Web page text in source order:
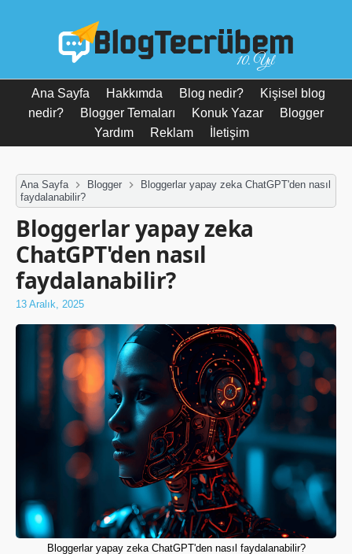
10. Yıl
Ana Sayfa Hakkımda Blog nedir?
Kişisel blog
nedir?
Blogger Temaları Konuk Yazar
Blogger
Yardım
Reklam İletişim
Ana Sayfa Blogger
Bloggerlar yapay zeka ChatGPT'den nasıl
faydalanabilir?
Bloggerlar yapay zeka
ChatGPT'den nasıl
faydalanabilir?
13 Aralık, 2025
Bloggerlar yapay zeka ChatGPT'den nasıl faydalanabilir?